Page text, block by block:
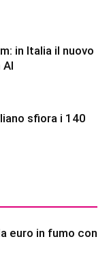
in Italia il nuovo
sfiora i 140
euro in fumo con